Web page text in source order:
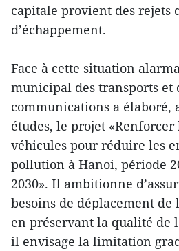
capitale provient des rejets
d’échappement.
Face à cette situation
municipal des transports et
communications a élaboré,
études, le projet «Renforcer
véhicules pour réduire les
pollution à Hanoi, période
2030». Il ambitionne
besoins de déplacement
en préservant la qualité de
il envisage la limitation